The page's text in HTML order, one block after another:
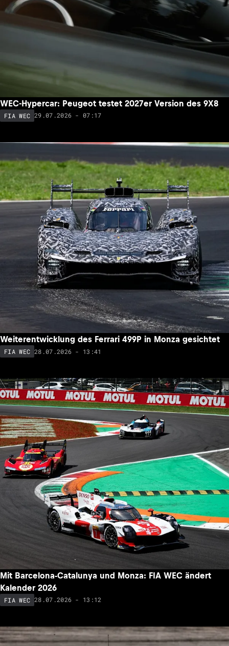
WEC-Hypercar: Peugeot testet 2027er Version des 9X8
FIA WEC 29.07.2026 - 07:17
Weiterentwicklung des Ferrari 499P in Monza gesichtet
FIA WEC 28.07.2026 - 13:41
Mit Barcelona-Catalunya und Monza: FIA WEC ändert
Kalender 2026
FIA WEC 28.07.2026 - 13:12